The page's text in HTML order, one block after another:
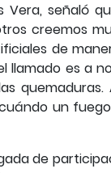
señaló
creemos
de
llamado es a
un
de